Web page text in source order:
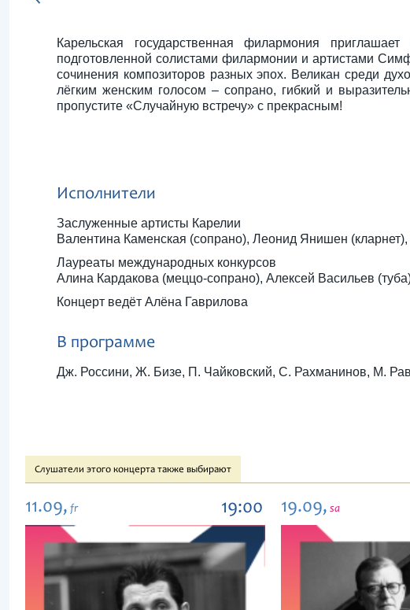
Карельская государственная филармония
подготовленной солистами филармонии и артистами
сочинения композиторов разных эпох. Великан среди
лёгким женским голосом – сопрано, гибкий и
пропустите «Случайную встречу» с прекрасным!
Исполнители
Заслуженные артисты Карелии
Валентина Каменская (сопрано), Леонид Янишен
Лауреаты международных конкурсов
Алина Кардакова (меццо-сопрано), Алексей Васильев
Концерт ведёт Алёна Гаврилова
В программе
Дж. Россини, Ж. Бизе, П. Чайковский, С. Рахманинов, М.
Слушатели этого концерта также выбирают
11.09, fr 19:00 19.09, sa